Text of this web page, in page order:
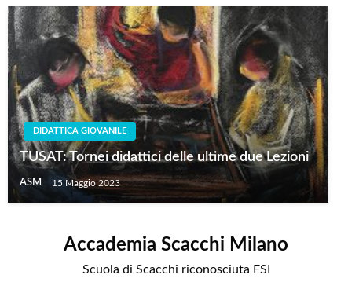
DIDATTICA GIOVANILE
TUSAT: Tornei didattici delle ultime due Lezioni
ASM 15 Maggio 2023
Accademia Scacchi Milano
Scuola di Scacchi riconosciuta FSI